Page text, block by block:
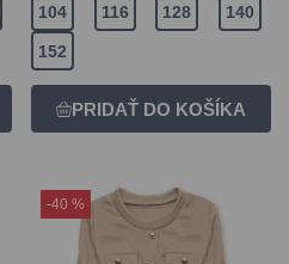
104 116 128 140
152
-40 %